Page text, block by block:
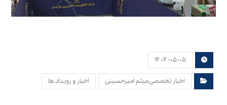
۱۴۰۴-۰۵-۰۵
اخبار تخصصی میثم امیرحسینی اخبار و رویداد ها